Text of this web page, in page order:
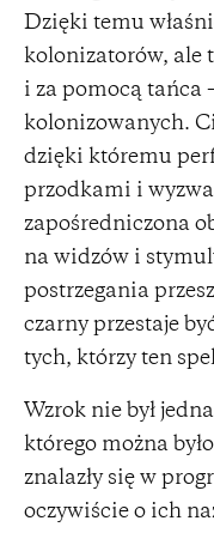
Dzięki temu
kolonizatorów, ale
i za pomocą tańca
kolonizowanych.
dzięki któremu
przodkami i
zapośredniczona
na widzów i
postrzegania
czarny przestaje
tych, którzy ten
Wzrok nie był
którego można
znalazły się w
oczywiście o ich